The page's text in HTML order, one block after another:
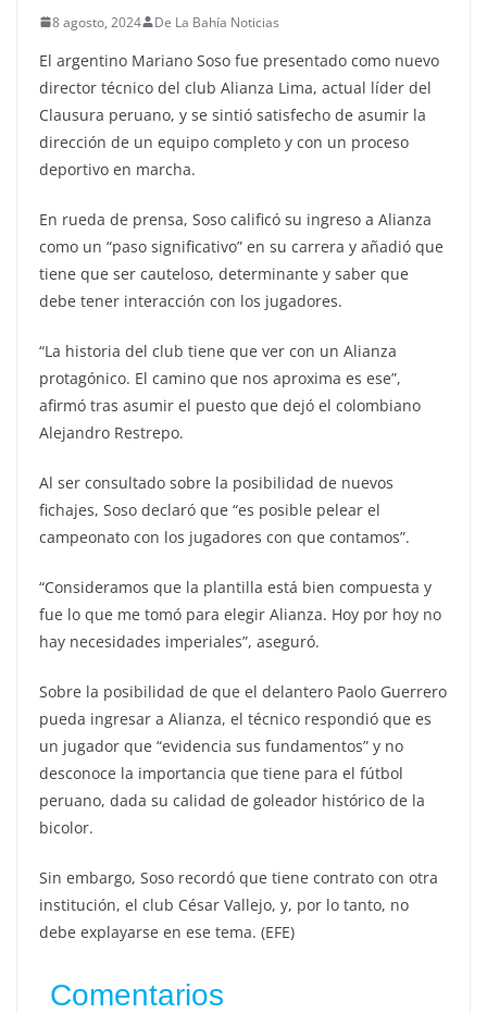
8 agosto, 2024 De La Bahía Noticias
El argentino Mariano Soso fue presentado como nuevo
director técnico del club Alianza Lima, actual líder del
Clausura peruano, y se sintió satisfecho de asumir la
dirección de un equipo completo y con un proceso
deportivo en marcha.
En rueda de prensa, Soso calificó su ingreso a Alianza
como un “paso significativo” en su carrera y añadió que
tiene que ser cauteloso, determinante y saber que
debe tener interacción con los jugadores.
“La historia del club tiene que ver con un Alianza
protagónico. El camino que nos aproxima es ese”,
afirmó tras asumir el puesto que dejó el colombiano
Alejandro Restrepo.
Al ser consultado sobre la posibilidad de nuevos
fichajes, Soso declaró que “es posible pelear el
campeonato con los jugadores con que contamos”.
“Consideramos que la plantilla está bien compuesta y
fue lo que me tomó para elegir Alianza. Hoy por hoy no
hay necesidades imperiales”, aseguró.
Sobre la posibilidad de que el delantero Paolo Guerrero
pueda ingresar a Alianza, el técnico respondió que es
un jugador que “evidencia sus fundamentos” y no
desconoce la importancia que tiene para el fútbol
peruano, dada su calidad de goleador histórico de la
bicolor.
Sin embargo, Soso recordó que tiene contrato con otra
institución, el club César Vallejo, y, por lo tanto, no
debe explayarse en ese tema. (EFE)
Comentarios